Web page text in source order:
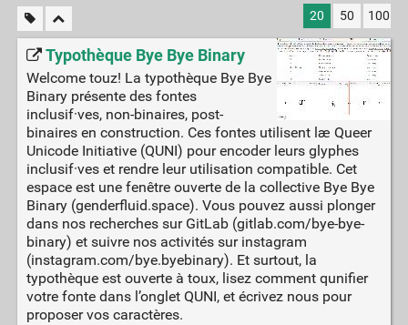
20 50 100
Typothèque Bye Bye Binary
Welcome touz! La typothèque Bye Bye
Binary présente des fontes
inclusif·ves, non-binaires, post-
binaires en construction. Ces fontes utilisent læ Queer
Unicode Initiative (QUNI) pour encoder leurs glyphes
inclusif·ves et rendre leur utilisation compatible. Cet
espace est une fenêtre ouverte de la collective Bye Bye
Binary (genderfluid.space). Vous pouvez aussi plonger
dans nos recherches sur GitLab (gitlab.com/bye-bye-
binary) et suivre nos activités sur instagram
(instagram.com/bye.byebinary). Et surtout, la
typothèque est ouverte à toux, lisez comment qunifier
votre fonte dans l’onglet QUNI, et écrivez nous pour
proposer vos caractères.